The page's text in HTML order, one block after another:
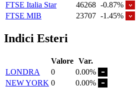
FTSE Italia Star
46268 -0.87%
FTSE MIB
23707 -1.45%
Indici Esteri
Valore Var.
LONDRA
0
0.00%
NEW YORK 0
0.00%